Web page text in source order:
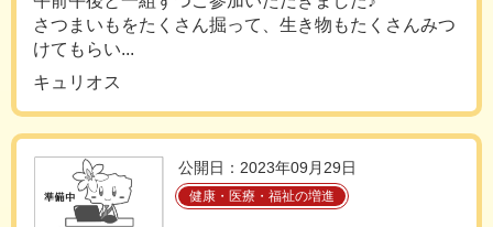
さつまいもをたくさん掘って、生き物もたくさんみつ
けてもらい...
キュリオス
公開日：2023年09月29日
健康・医療・福祉の増進